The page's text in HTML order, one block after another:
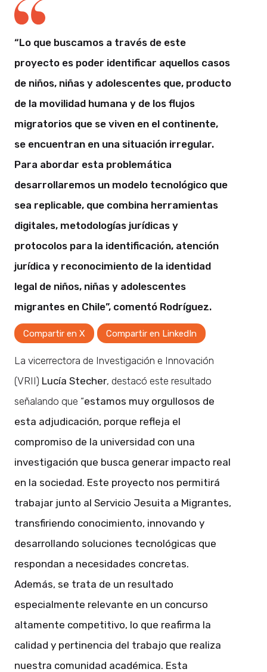
“Lo que buscamos a través de este
proyecto es poder identificar aquellos casos
de niños, niñas y adolescentes que, producto
de la movilidad humana y de los flujos
migratorios que se viven en el continente,
se encuentran en una situación irregular.
Para abordar esta problemática
desarrollaremos un modelo tecnológico que
sea replicable, que combina herramientas
digitales, metodologías jurídicas y
protocolos para la identificación, atención
jurídica y reconocimiento de la identidad
legal de niños, niñas y adolescentes
migrantes en Chile”, comentó Rodríguez.
Compartir en X Compartir en LinkedIn
La vicerrectora de Investigación e Innovación
(VRII) Lucía Stecher, destacó este resultado
señalando que “estamos muy orgullosos de
esta adjudicación, porque refleja el
compromiso de la universidad con una
investigación que busca generar impacto real
en la sociedad. Este proyecto nos permitirá
trabajar junto al Servicio Jesuita a Migrantes,
transfiriendo conocimiento, innovando y
desarrollando soluciones tecnológicas que
respondan a necesidades concretas.
Además, se trata de un resultado
especialmente relevante en un concurso
altamente competitivo, lo que reafirma la
calidad y pertinencia del trabajo que realiza
nuestra comunidad académica. Esta